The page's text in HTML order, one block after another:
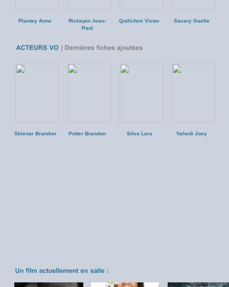
Plantey Anne
Richepin Jean-
Paul
Quilichini Victor Savary Gaelle
Sklenar Brandon Potter Brandon Silva Lara Vahedi Joey